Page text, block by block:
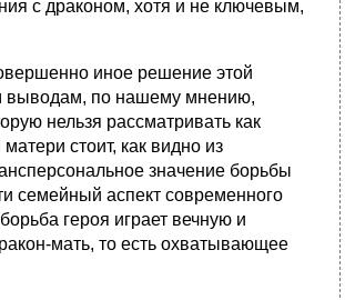
с драконом, хотя и не ключевым,
иное решение этой
выводам, по нашему мнению,
нельзя рассматривать как
стоит, как видно из
значение борьбы
семейный аспект современного
героя играет вечную и
мать, то есть охватывающее